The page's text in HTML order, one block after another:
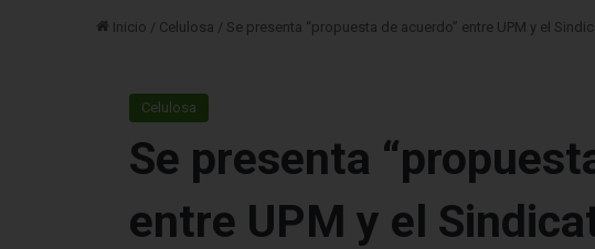
Inicio / Celulosa / Se presenta “propuesta de acuerdo” entre UPM y el
Celulosa
Se presenta
entre UPM y el